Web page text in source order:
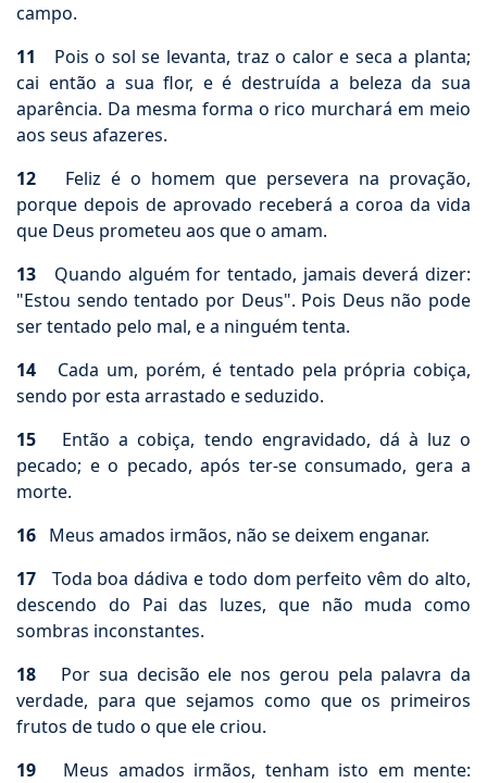
campo.
11 Pois o sol se levanta, traz o calor e seca a planta;
cai então a sua flor, e é destruída a beleza da sua
aparência. Da mesma forma o rico murchará em meio
aos seus afazeres.
12 Feliz é o homem que persevera na provação,
porque depois de aprovado receberá a coroa da vida
que Deus prometeu aos que o amam.
13 Quando alguém for tentado, jamais deverá dizer:
"Estou sendo tentado por Deus". Pois Deus não pode
ser tentado pelo mal, e a ninguém tenta.
14 Cada um, porém, é tentado pela própria cobiça,
sendo por esta arrastado e seduzido.
15 Então a cobiça, tendo engravidado, dá à luz o
pecado; e o pecado, após ter-se consumado, gera a
morte.
16 Meus amados irmãos, não se deixem enganar.
17 Toda boa dádiva e todo dom perfeito vêm do alto,
descendo do Pai das luzes, que não muda como
sombras inconstantes.
18 Por sua decisão ele nos gerou pela palavra da
verdade, para que sejamos como que os primeiros
frutos de tudo o que ele criou.
19 Meus amados irmãos, tenham isto em mente: